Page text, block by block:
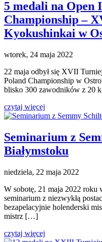
5 medali na Open
Championship –
Kyokushinkai w
wtorek, 24 maja 2022
22 maja odbył się XVII
Poland Championship w
blisko 300 zawodników z 20
czytaj więcej
Seminarium z
Białymstoku
niedziela, 22 maja 2022
W sobotę, 21 maja 2022 roku
seminarium z niezwykłą
bezapelacyjnie holenderski
mistrz […]
czytaj więcej